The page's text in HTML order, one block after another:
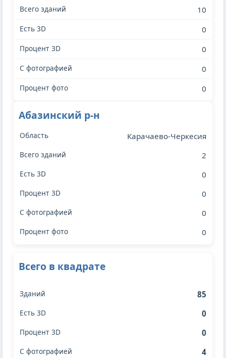
10
0
0
0
0
Абазинский р-н
Карачаево-Черкесия
2
0
0
0
0
Всего в квадрате
85
0
0
4